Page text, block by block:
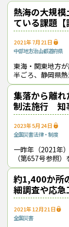
熱海の大規
ている課題【
2021年7月21日
中部地方治山都道府県
東海・関東地方
半ごろ、静岡県
が死亡するなど甚
石流災害の原因
集落から離
制法施行 知
可行為には罰
2023年5月24日
全国災害法律・制度
一昨年（2021年
（第657号参照
び特定盛土等規
される。規制区
約1,400か所
細調査や応急
2021年12月21日
全国災害